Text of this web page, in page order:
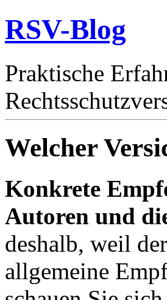
RSV-Blog
Praktische
Welcher
Konkrete
Autoren und
deshalb, weil
allgemeine